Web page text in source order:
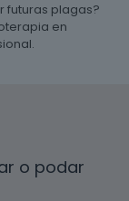
futuras plagas?
en
o podar